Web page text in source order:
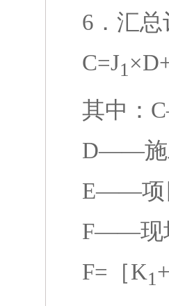
6 ．汇
C=J1
其中：
D——
E——
F——现
F= ［K1